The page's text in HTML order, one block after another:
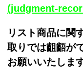
(judgment-
リスト商品に関
取りでは齟齬が
お願いいたします